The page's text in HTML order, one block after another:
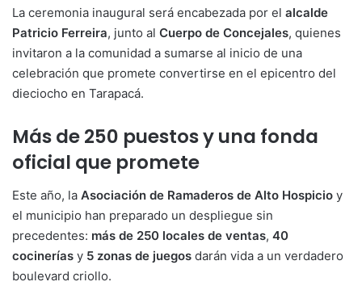
La ceremonia inaugural será encabezada por el alcalde
Patricio Ferreira, junto al Cuerpo de Concejales, quienes
invitaron a la comunidad a sumarse al inicio de una
celebración que promete convertirse en el epicentro del
dieciocho en Tarapacá.
Más de 250 puestos y una fonda
oficial que promete
Este año, la Asociación de Ramaderos de Alto Hospicio y
el municipio han preparado un despliegue sin
precedentes: más de 250 locales de ventas, 40
cocinerías y 5 zonas de juegos darán vida a un verdadero
boulevard criollo.